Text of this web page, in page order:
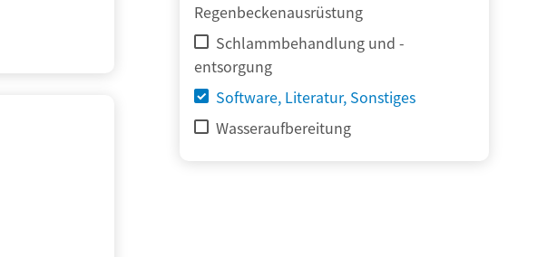
Regenbeckenausrüstung
Schlammbehandlung und -
entsorgung
Software, Literatur, Sonstiges
Wasseraufbereitung